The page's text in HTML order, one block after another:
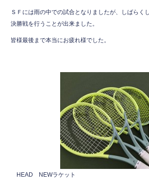
ＳＦには雨の中での試合となりましたが、しばらく
決勝戦を行うことが出来ました。
皆様最後まで本当にお疲れ様でした。
HEAD NEWラケット